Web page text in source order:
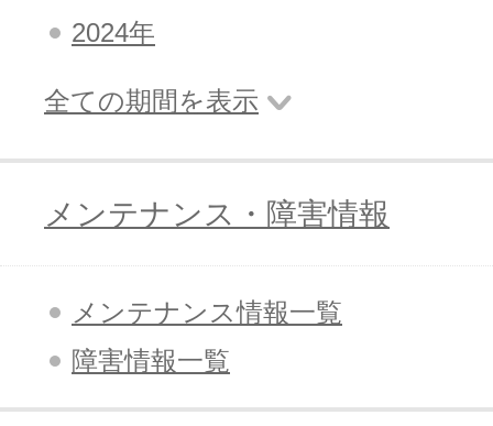
2024年
全ての期間を表示
メンテナンス・障害情報
メンテナンス情報一覧
障害情報一覧